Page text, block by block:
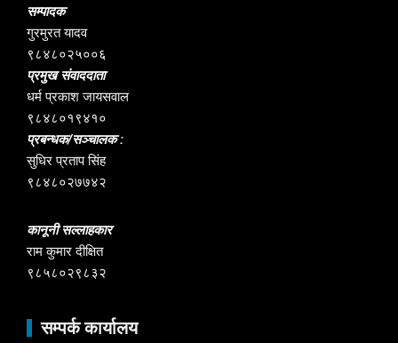
सम्पादक
गुरमुरत यादव
९८४८०२५००६
प्रमुख संवाददाता
धर्म प्रकाश जायसवाल
९८४८०१९४१०
प्रबन्धक/सञ्चालक :
सुधिर प्रताप सिंह
९८४८०२७७४२
कानूनी सल्लाहकार
राम कुमार दीक्षित
९८५८०२९८३२
सम्पर्क कार्यालय